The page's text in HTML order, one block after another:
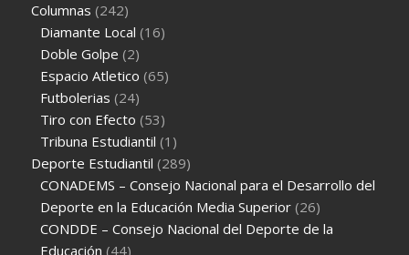
Columnas (242)
Diamante Local (16)
Doble Golpe (2)
Espacio Atletico (65)
Futbolerias (24)
Tiro con Efecto (53)
Tribuna Estudiantil (1)
Deporte Estudiantil (289)
CONADEMS – Consejo Nacional para el Desarrollo del
Deporte en la Educación Media Superior (26)
CONDDE – Consejo Nacional del Deporte de la
Educación (44)